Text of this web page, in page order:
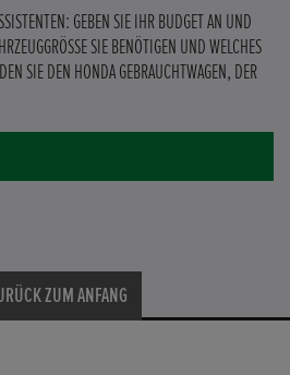
GEBEN SIE IHR BUDGET AN UND
SIE BENÖTIGEN UND WELCHES
SIE DEN HONDA GEBRAUCHTWAGEN, DER
ZUM ANFANG